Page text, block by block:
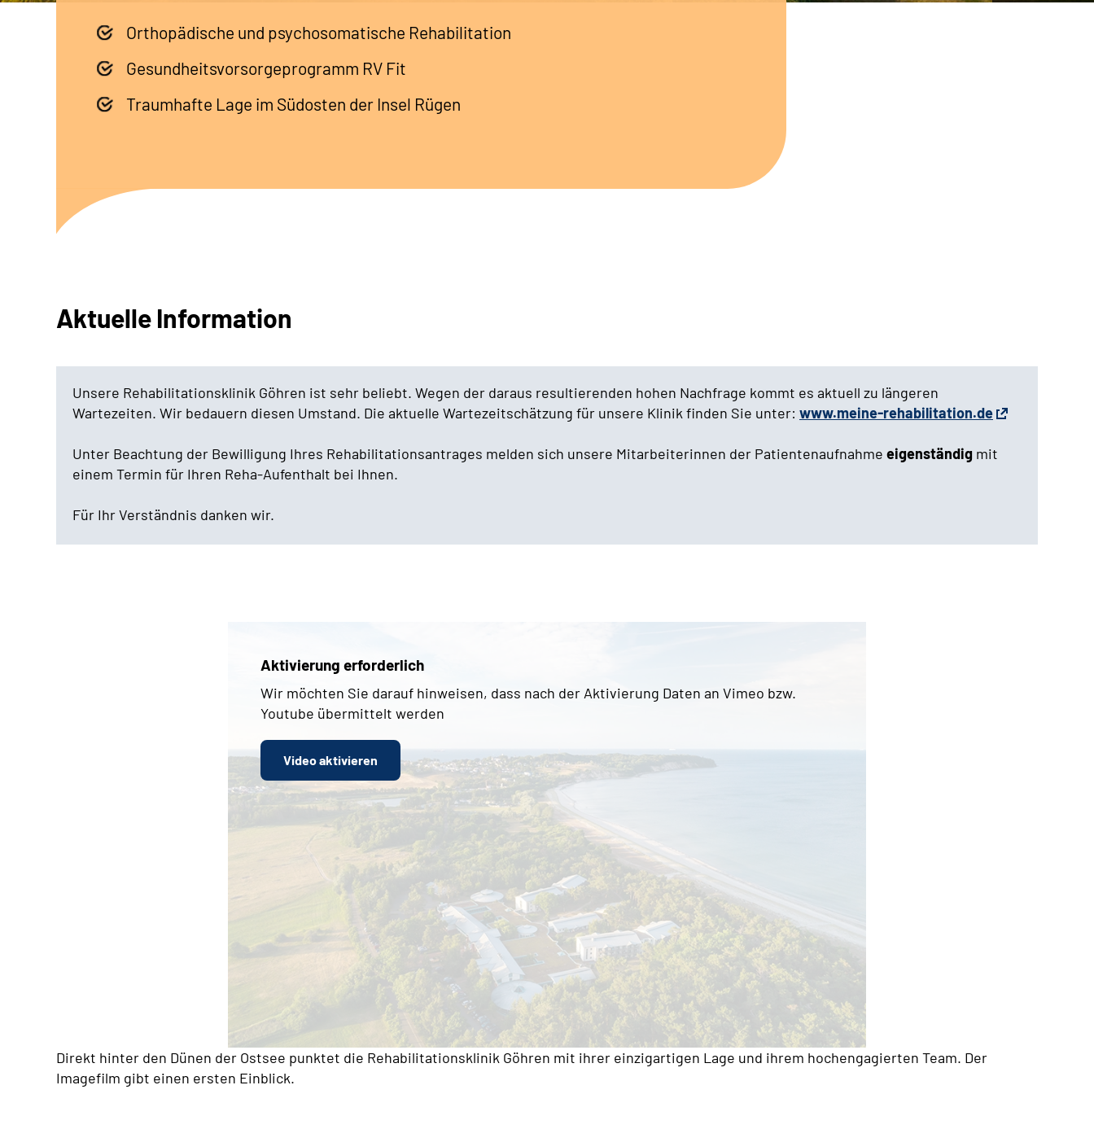
Orthopädische und psychosomatische Rehabilitation
Gesundheitsvorsorgeprogramm RV Fit
Traumhafte Lage im Südosten der Insel Rügen
Aktuelle Information
Unsere Rehabilitationsklinik Göhren ist sehr beliebt. Wegen der daraus resultierenden hohen Nachfrage kommt es aktuell zu längeren
Wartezeiten. Wir bedauern diesen Umstand. Die aktuelle Wartezeitschätzung für unsere Klinik finden Sie unter: www.meine-rehabilitation.de
Unter Beachtung der Bewilligung Ihres Rehabilitationsantrages melden sich unsere Mitarbeiterinnen der Patientenaufnahme eigenständig mit
einem Termin für Ihren Reha-Aufenthalt bei Ihnen.
Für Ihr Verständnis danken wir.
Aktivierung erforderlich
Wir möchten Sie darauf hinweisen, dass nach der Aktivierung Daten an Vimeo bzw.
Youtube übermittelt werden
Video aktivieren
Direkt hinter den Dünen der Ostsee punktet die Rehabilitationsklinik Göhren mit ihrer einzigartigen Lage und ihrem hochengagierten Team. Der
Imagefilm gibt einen ersten Einblick.